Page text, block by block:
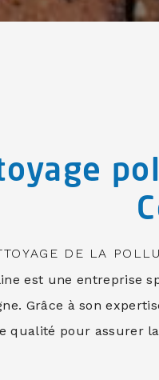
DE LA
est une entreprise
Grâce à son
qualité pour assurer